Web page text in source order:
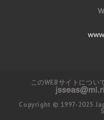
このWEBサイトについ
Copyright © 1997-2025